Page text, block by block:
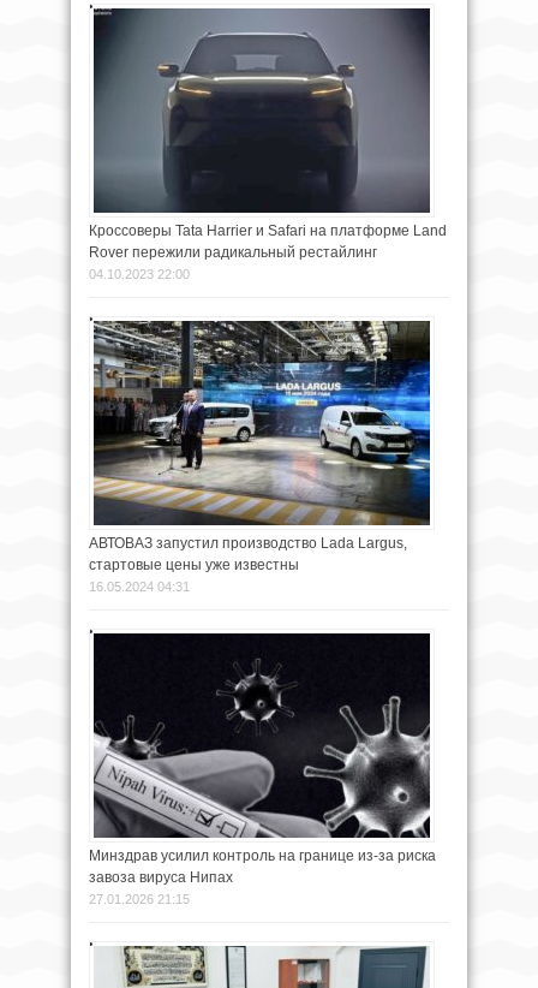
Кроссоверы Tata Harrier и Safari на платформе Land
Rover пережили радикальный рестайлинг
04.10.2023 22:00
АВТОВАЗ запустил производство Lada Largus,
стартовые цены уже известны
16.05.2024 04:31
Минздрав усилил контроль на границе из-за риска
завоза вируса Нипах
27.01.2026 21:15